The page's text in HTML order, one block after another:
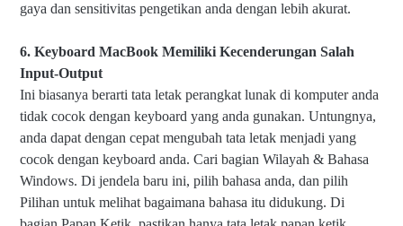
gaya dan sensitivitas pengetikan anda dengan lebih akurat.
6. Keyboard MacBook Memiliki Kecenderungan Salah
Input-Output
Ini biasanya berarti tata letak perangkat lunak di komputer anda
tidak cocok dengan keyboard yang anda gunakan. Untungnya,
anda dapat dengan cepat mengubah tata letak menjadi yang
cocok dengan keyboard anda. Cari bagian Wilayah & Bahasa
Windows. Di jendela baru ini, pilih bahasa anda, dan pilih
Pilihan untuk melihat bagaimana bahasa itu didukung. Di